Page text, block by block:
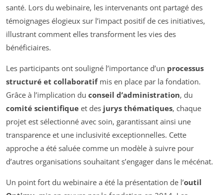
santé. Lors du webinaire, les intervenants ont partagé des
témoignages élogieux sur l’impact positif de ces initiatives,
illustrant comment elles transforment les vies des
bénéficiaires.
Les participants ont souligné l’importance d’un processus
structuré et collaboratifmis en place par la fondation.
Grâce à l’implication du conseil d’administration, du
comité scientifique et des jurys thématiques, chaque
projet est sélectionné avec soin, garantissant ainsi une
transparence et une inclusivité exceptionnelles. Cette
approche a été saluée comme un modèle à suivre pour
d’autres organisations souhaitant s’engager dans le mécénat.
Un point fort du webinaire a été la présentation de l’outil